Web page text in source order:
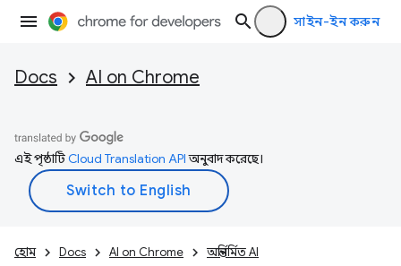
সাইন-ইন করুন
Docs AI on Chrome
এই পৃষ্ঠাটিCloud Translation APIঅনুবাদ করেছে।
হোম Docs AI on Chrome অন্তর্নির্মিত AI